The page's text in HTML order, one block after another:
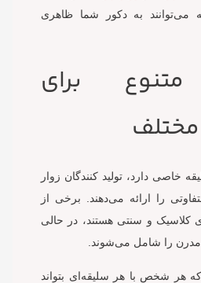
می‌توانند به دکور شما ظاهری
برای
خاصی دارد، تولید کنندگان زوار
را ارائه می‌دهند. برخی از
کلاسیک و سنتی هستند، در حالی
را شامل می‌شوند.
هر شخص با هر سلیقه‌ای بتواند